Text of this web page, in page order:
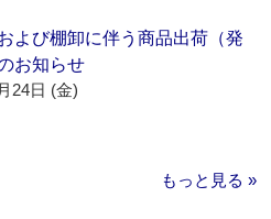
よび棚卸に伴う商品出荷（発
お知らせ
24日 (金)
もっと見る »